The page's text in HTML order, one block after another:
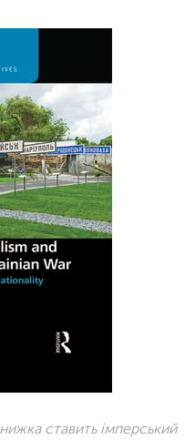
ставить імперський